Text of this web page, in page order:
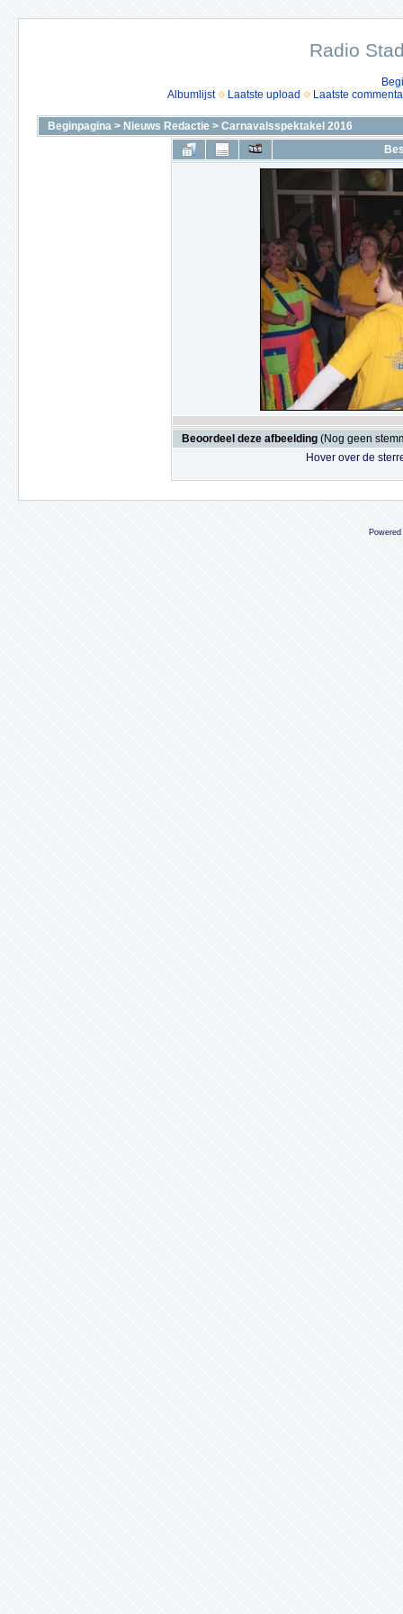
Radio
Albumlijst
Laatste upload Laatste
Beginpagina > Nieuws Redactie > Carnavalsspektakel 2016
Beoordeel deze afbeelding (Nog geen
Hover over de